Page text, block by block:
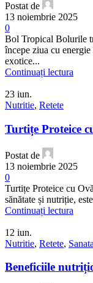
Postat de
13 noiembrie 2025
0
Bol Tropical Bolurile
începe ziua cu
exotice...
Continuați lectura
23 iun.
Nutritie, Retete
Turtițe Proteice
Postat de
13 noiembrie 2025
0
Turtițe Proteice cu
sănătate și nutriție,
Continuați lectura
12 iun.
Nutritie, Retete,
Beneficiile